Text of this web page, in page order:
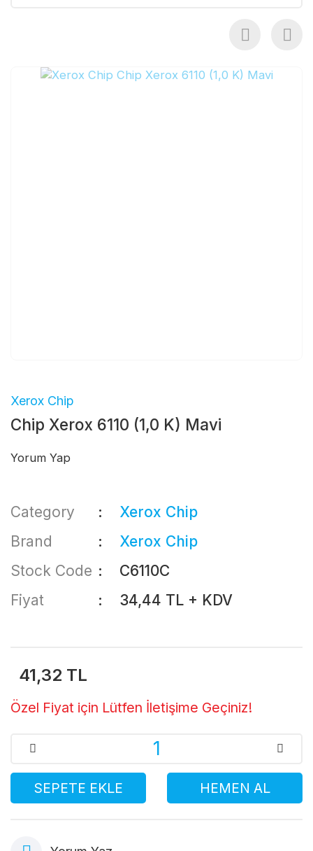
Xerox Chip
Chip Xerox 6110 (1,0 K) Mavi
Yorum Yap
Category
Xerox Chip
Brand
Xerox Chip
Stock Code
C6110C
Fiyat
34,44 TL + KDV
41,32 TL
Özel Fiyat için Lütfen İletişime Geçiniz!
SEPETE EKLE HEMEN AL